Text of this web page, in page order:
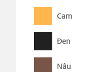
Cam
Đen
Nâu